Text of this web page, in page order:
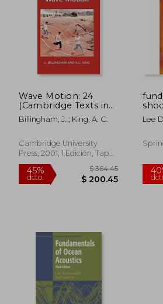
45%
dcto. $ 200.47
Wave Motion: 24
(Cambridge Texts in
Applied Mathematics)
(en Inglés)
Billingham, J. ; King, A. C.
Cambridge University
Press, 2001, 1 Edición, Tapa
Dura, Nuevo
Lee